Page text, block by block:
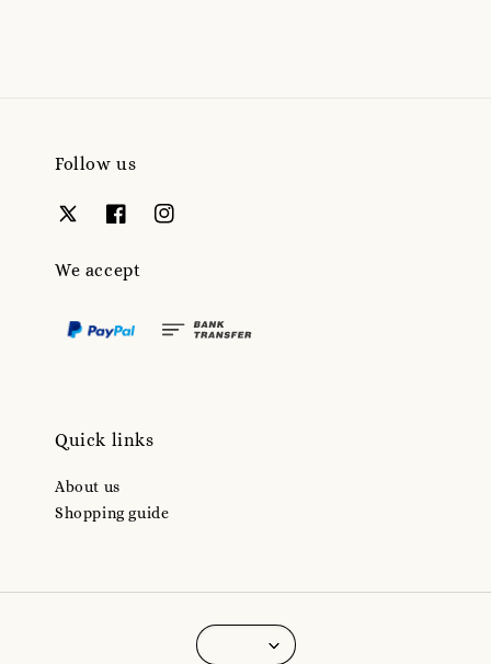
Follow us
We accept
Quick links
About us
Shopping guide